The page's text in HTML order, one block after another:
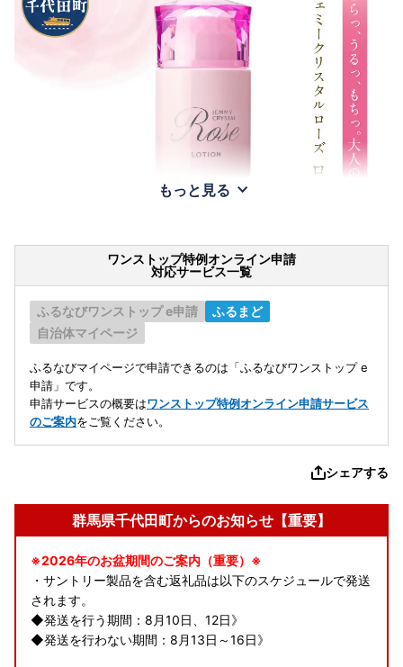
もっと見る
ワンストップ特例オンライン申請
対応サービス一覧
ふるなびワンストップ e申請
ふるまど
自治体マイページ
ふるなびマイページで申請できるのは「ふるなびワンストップ e
申請」です。
申請サービスの概要はワンストップ特例オンライン申請サービス
のご案内をご覧ください。
シェアする
群馬県千代田町からのお知らせ【重要】
※2026年のお盆期間のご案内（重要）※
・サントリー製品を含む返礼品は以下のスケジュールで発送
されます。
◆発送を行う期間：8月10日、12日》
◆発送を行わない期間：8月13日～16日》